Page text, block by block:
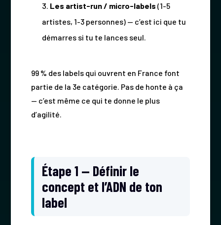
Les artist-run / micro-labels (1-5
artistes, 1-3 personnes) — c’est ici que tu
démarres si tu te lances seul.
99 % des labels qui ouvrent en France font
partie de la 3e catégorie. Pas de honte à ça
— c’est même ce qui te donne le plus
d’agilité.
Étape 1 — Définir le
concept et l’ADN de ton
label